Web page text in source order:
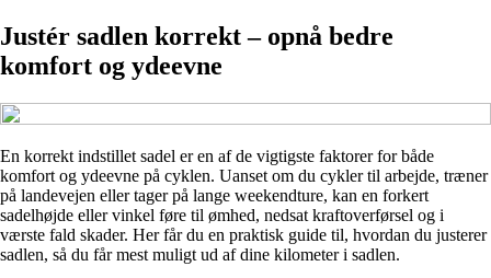
Justér sadlen korrekt – opnå bedre
komfort og ydeevne
En korrekt indstillet sadel er en af de vigtigste faktorer for både
komfort og ydeevne på cyklen. Uanset om du cykler til arbejde, træner
på landevejen eller tager på lange weekendture, kan en forkert
sadelhøjde eller vinkel føre til ømhed, nedsat kraftoverførsel og i
værste fald skader. Her får du en praktisk guide til, hvordan du justerer
sadlen, så du får mest muligt ud af dine kilometer i sadlen.